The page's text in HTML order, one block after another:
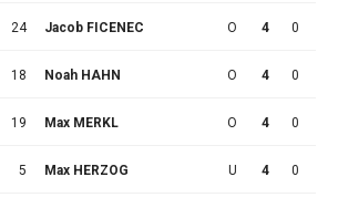
24 Jacob FICENEC O 4 0
18 Noah HAHN O 4 0
19 Max MERKL O 4 0
5 Max HERZOG U 4 0